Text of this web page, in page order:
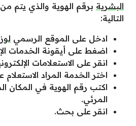
البشرية برقم الهوية والذي يتم
التالية:
ادخل على الموقع الرسمي
اضغط على أيقونة الخدمات
انقر على الاستعلامات
اختر الخدمة المراد الاستعلام
اكتب رقم الهوية في المكان
المرئي.
انقر على بحث.